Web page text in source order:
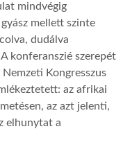
mindvégig
mellett szinte
dudálva
konferanszié szerepét
Kongresszus
az afrikai
az azt jelenti,
elhunytat a